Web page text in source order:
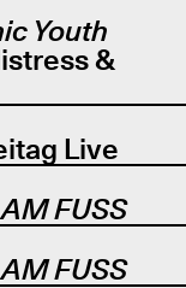
Youth
&
Live
FUSS
FUSS